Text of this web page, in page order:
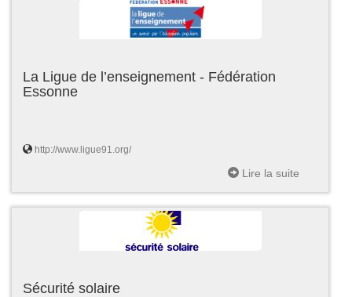
La Ligue de l’enseignement - Fédération
Essonne
http://www.ligue91.org/
Lire la suite
Sécurité solaire